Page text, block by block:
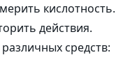
кислотность.
действия.
средств: